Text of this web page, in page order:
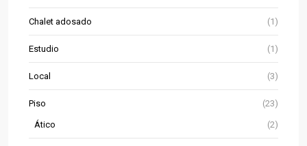
Chalet adosado (1)
Estudio (1)
Local (3)
Piso (23)
Ático (2)